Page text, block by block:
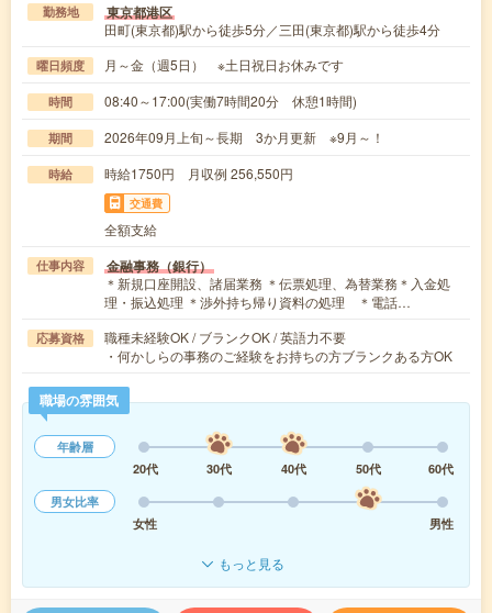
勤務地 東京都港区
田町(東京都)駅から徒歩5分／三田(東京都)駅から徒歩4分
曜日頻度 月～金（週5日） ※土日祝日お休みです
時間 08:40～17:00(実働7時間20分 休憩1時間)
期間 2026年09月上旬～長期 3か月更新 ※9月～！
時給 時給1750円 月収例 256,550円
交通費
全額支給
仕事内容 金融事務（銀行）
＊新規口座開設、諸届業務 ＊伝票処理、為替業務＊入金処
理・振込処理 ＊渉外持ち帰り資料の処理 ＊電話…
応募資格
職種未経験OK / ブランクOK / 英語力不要
・何かしらの事務のご経験をお持ちの方ブランクある方OK
職場の雰囲気
年齢層
20代
30代 40代 50代
60代
男女比率
女性
男性
もっと見る